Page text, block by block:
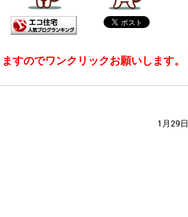
すのでワンクリックお願いします。
1月29日